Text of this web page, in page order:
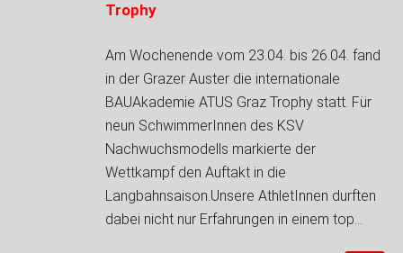
Trophy
Am Wochenende vom 23.04. bis 26.04. fand
in der Grazer Auster die internationale
BAUAkademie ATUS Graz Trophy statt. Für
neun SchwimmerInnen des KSV
Nachwuchsmodells markierte der
Wettkampf den Auftakt in die
Langbahnsaison.Unsere AthletInnen durften
dabei nicht nur Erfahrungen in einem top…